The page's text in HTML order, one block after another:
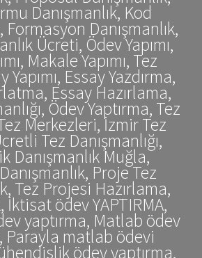
Danışmanlık, Kod
Formasyon Danışmanlık,
Ücreti, Ödev Yapımı,
Makale Yapımı, Tez
Yapımı, Essay Yazdırma,
Essay Hazırlama,
Ödev Yaptırma, Tez
Merkezleri, İzmir Tez
Tez Danışmanlığı,
Danışmanlık Muğla,
Proje Tez
Tez Projesi Hazırlama,
İktisat ödev YAPTIRMA,
yaptırma, Matlab ödev
Parayla matlab ödevi
ödev yaptırma,